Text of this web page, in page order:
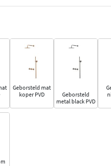
Geborsteld mat
koper PVD
Geborsteld
metal black PVD